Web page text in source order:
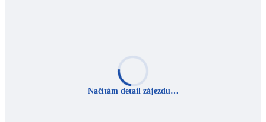
Načítám detail zájezdu…